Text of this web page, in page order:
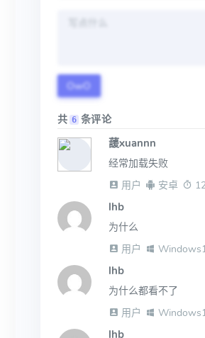
OwO
共 6 条评论
蘐xuannn
经常加载失败
用户
安卓
lhb
为什么
用户
lhb
为什么都看不了
用户
lhb